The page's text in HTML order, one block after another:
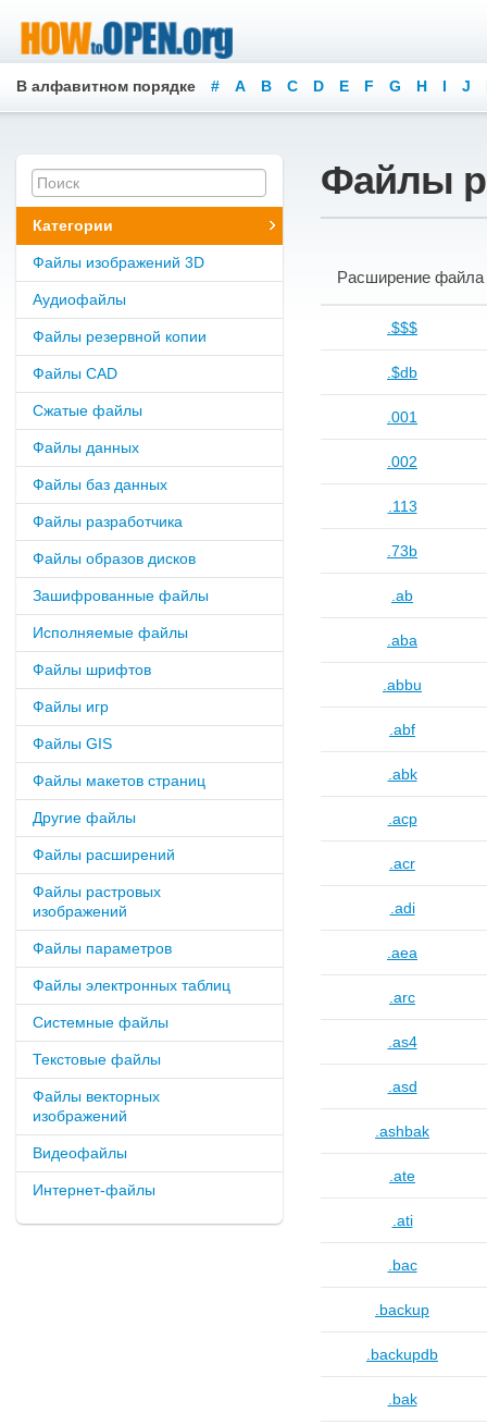
В алфавитном порядке # A B C D E F G H I J
Категории
Файлы изображений 3D
Аудиофайлы
Файлы резервной копии
Файлы CAD
Сжатые файлы
Файлы данных
Файлы баз данных
Файлы разработчика
Файлы образов дисков
Зашифрованные файлы
Исполняемые файлы
Файлы шрифтов
Файлы игр
Файлы GIS
Файлы макетов страниц
Другие файлы
Файлы расширений
Файлы растровых
изображений
Файлы параметров
Файлы электронных таблиц
Системные файлы
Текстовые файлы
Файлы векторных
изображений
Видеофайлы
Интернет-файлы
Файлы
Расширение файла
.$$$
.$db
.001
.002
.113
.73b
.ab
.aba
.abbu
.abf
.abk
.acp
.acr
.adi
.aea
.arc
.as4
.asd
.ashbak
.ate
.ati
.bac
.backup
.backupdb
.bak